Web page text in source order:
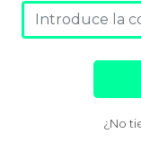
¿No